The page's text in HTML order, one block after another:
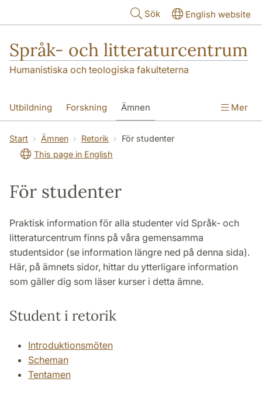
Sök English website
Språk- och litteraturcentrum
Humanistiska och teologiska fakulteterna
Utbildning Forskning Ämnen
SOL-husen Kontakt Institutionen
översättning till svenska
Mer
Start Ämnen Retorik
För studenter
This page in English
För studenter
Praktisk information för alla studenter vid Språk- och
litteraturcentrum finns på våra gemensamma
studentsidor (se information längre ned på denna sida).
Här, på ämnets sidor, hittar du ytterligare information
som gäller dig som läser kurser i detta ämne.
Student i retorik
Introduktionsmöten
Scheman
Tentamen